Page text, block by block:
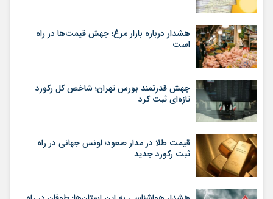
هشدار درباره بازار مرغ؛ جهش قیمت‌ها در راه
است
جهش قدرتمند بورس تهران؛ شاخص کل رکورد
تازه‌ای ثبت کرد
قیمت طلا در مدار صعود؛ اونس جهانی در راه
ثبت رکورد جدید